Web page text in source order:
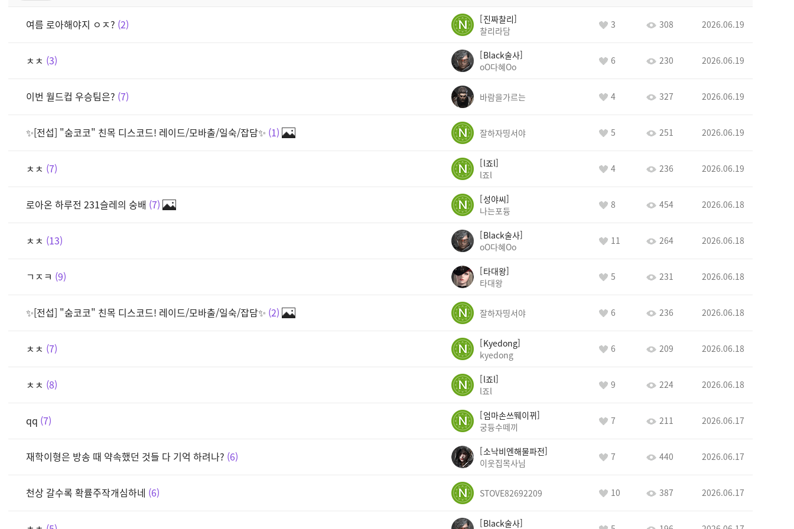
여름 로아해야지 ㅇㅈ? 2
진짜찰리
찰리라담
3 308 2026.06.19
ㅊㅊ 3
Black술사
oO다혜Oo
6 230 2026.06.19
이번 월드컵 우승팀은? 7 바람을가르는 4 327 2026.06.19
✨[전섭] "숨코코" 친목 디스코드! 레이드/모바출/일숙/잡담✨ 1 잘하자띵서야 5 251 2026.06.19
ㅊㅊ 7
l죠l
l죠l
4 236 2026.06.19
로아온 하루전 231슬레의 숭배 7
성야씨
나는포듕
8 454 2026.06.18
ㅊㅊ 13
Black술사
oO다혜Oo
11 264 2026.06.18
ㄱㅈㅋ 9
타대왕
타대왕
5 231 2026.06.18
✨[전섭] "숨코코" 친목 디스코드! 레이드/모바출/일숙/잡담✨ 2 잘하자띵서야 6 236 2026.06.18
ㅊㅊ 7
Kyedong
kyedong
6 209 2026.06.18
ㅊㅊ 8
l죠l
l죠l
9 224 2026.06.18
qq 7
엄마손쓰뛔이뀌
궁듕수떼끼
7 211 2026.06.17
재학이형은 방송 때 약속했던 것들 다 기억 하려나? 6
소낙비엔해물파전
이웃집목사님
7 440 2026.06.17
천상 갈수록 확률주작개심하네 6 STOVE82692209 10 387 2026.06.17
Black술사